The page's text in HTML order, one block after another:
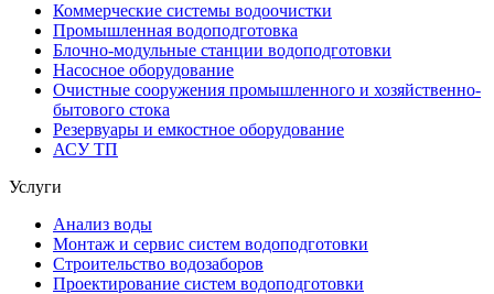
Коммерческие системы водоочистки
Промышленная водоподготовка
Блочно-модульные станции водоподготовки
Насосное оборудование
Очистные сооружения промышленного и хозяйственно-
бытового стока
Резервуары и емкостное оборудование
АСУ ТП
Услуги
Анализ воды
Монтаж и сервис систем водоподготовки
Строительство водозаборов
Проектирование систем водоподготовки